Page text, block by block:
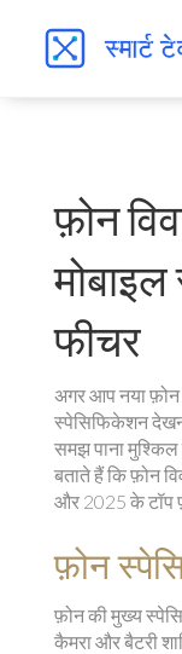
फ़ोन
फीचर
अगर आप नया
स्पेसिफिकेशन
समझ पाना मुश्किल
बताते हैं कि फ़ोन
और 2025 के टॉप
फ़ोन
फ़ोन की मुख्य
कैमरा और बैटरी